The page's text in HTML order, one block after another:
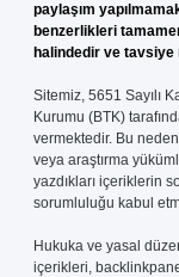
paylaşım
benzerlikleri
halindedir ve tavsiye
Sitemiz, 5651 Sayılı
Kurumu (BTK)
vermektedir. Bu
veya araştırma
yazdıkları içeriklerin
sorumluluğu kabul
Hukuka ve yasal
içerikleri,